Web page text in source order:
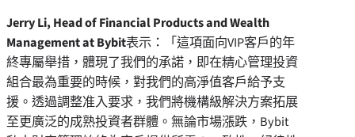
Jerry Li, Head of Financial Products and Wealth
Management at Bybit表示：「這項面向VIP客戶的年
終專屬舉措，體現了我們的承諾，即在精心管理投資
組合最為重要的時候，對我們的高淨值客戶給予支
援。透過調整准入要求，我們將機構級解決方案拓展
至更廣泛的成熟投資者群體。無論市場漲跌，Bybit